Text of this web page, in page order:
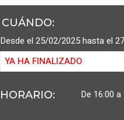
CUÁNDO:
Desde el 25/02/2025 hasta el
YA HA FINALIZADO
HORARIO: De 16:00